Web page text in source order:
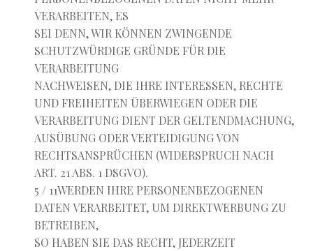
VERARBEITEN, ES
SEI DENN, WIR KÖNNEN ZWINGENDE
SCHUTZWÜRDIGE GRÜNDE FÜR DIE
VERARBEITUNG
NACHWEISEN, DIE IHRE INTERESSEN, RECHTE
UND FREIHEITEN ÜBERWIEGEN ODER DIE
VERARBEITUNG DIENT DER GELTENDMACHUNG,
AUSÜBUNG ODER VERTEIDIGUNG VON
RECHTSANSPRÜCHEN (WIDERSPRUCH NACH
ART. 21 ABS. 1 DSGVO).
5 / 11WERDEN IHRE PERSONENBEZOGENEN
DATEN VERARBEITET, UM DIREKTWERBUNG ZU
BETREIBEN,
SO HABEN SIE DAS RECHT, JEDERZEIT